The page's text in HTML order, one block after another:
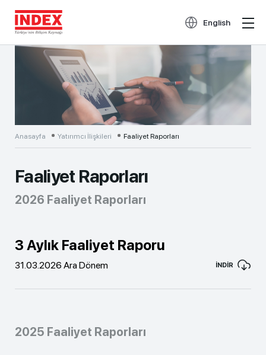
English
Anasayfa Yatırımcı İlişkileri Faaliyet Raporları
Faaliyet Raporları
2026 Faaliyet Raporları
3 Aylık Faaliyet Raporu
31.03.2026 Ara Dönem İNDİR
2025 Faaliyet Raporları